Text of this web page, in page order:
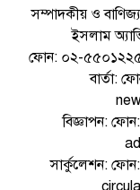
সম্পাদকীয় ও
ইসলাম
ফোন: ০২-
বার্তা:
বিজ্ঞাপন:
সার্কুলেশন: